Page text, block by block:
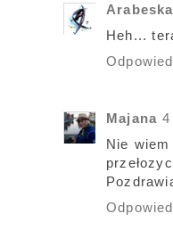
Heh...
Majana
Nie